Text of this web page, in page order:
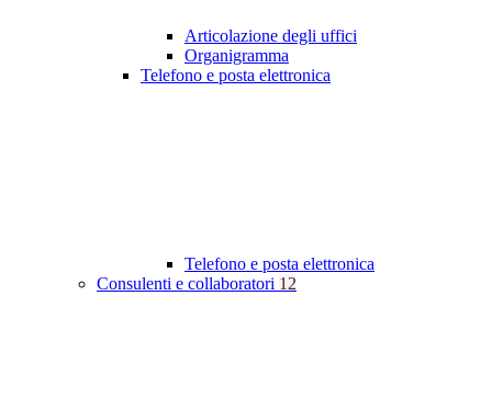
Articolazione degli uffici
Organigramma
Telefono e posta elettronica
Telefono e posta elettronica
Consulenti e collaboratori 12